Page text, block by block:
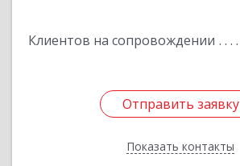
Клиентов на сопровождении
Отправить заявку
Показать контакты
Отправить заявку
Назад